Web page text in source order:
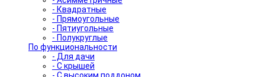
- Квадратные
- Прямоугольные
- Пятиугольные
- Полукруглые
По функциональности
- Для дачи
- С крышей